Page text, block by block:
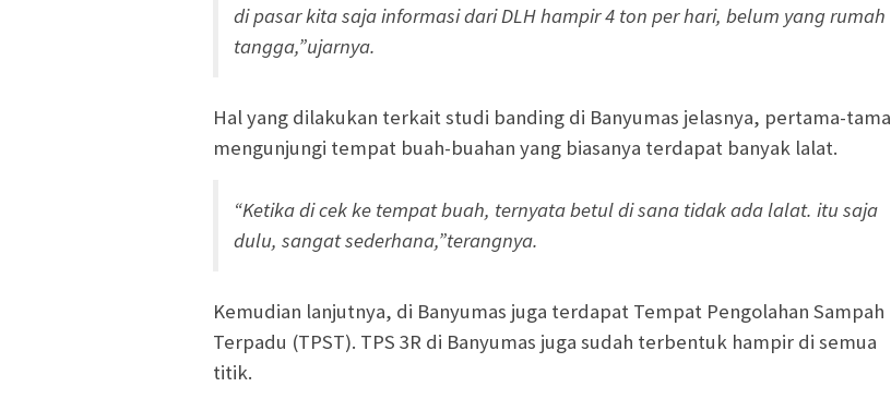
di pasar kita saja informasi dari DLH hampir 4 ton per hari, belum yang rumah
tangga,”ujarnya.
Hal yang dilakukan terkait studi banding di Banyumas jelasnya, pertama-tama
mengunjungi tempat buah-buahan yang biasanya terdapat banyak lalat.
“Ketika di cek ke tempat buah, ternyata betul di sana tidak ada lalat. itu saja
dulu, sangat sederhana,”terangnya.
Kemudian lanjutnya, di Banyumas juga terdapat Tempat Pengolahan Sampah
Terpadu (TPST). TPS 3R di Banyumas juga sudah terbentuk hampir di semua
titik.